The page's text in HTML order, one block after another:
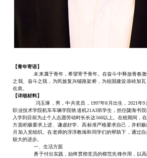
【青年寄语】
未来属于青年，希望寄予青年。在奋斗中释放青春
之我、奋斗之我，为民族复兴铺路架桥，为祖国建设添砖加
在肩。
【详细材料】
冯玉琢，男，中共党员， 1997年8月出生，2021年
职业技术学院机车车辆学院铁道机21A3班学生，担任陇海书
入学到目前为止个人志愿劳动时长长达560以上。在校期间，
方面积极要求上进、谦虚好学、高标准严格要求自己，并积极
月加入党组织。在老师的淳淳教诲和同学们的帮助下，通过
较大的进步。
一、生活方面
勇于付出实践，始终贯彻党员的模范先锋作用，以